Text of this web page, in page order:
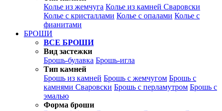
Колье из жемчуга Колье из камней Сваровски
Колье с кристаллами Колье с опалами Колье с
фианитами
БРОШИ
ВСЕ БРОШИ
Вид застежки
Брошь-булавка Брошь-игла
Тип камней
Брошь из камней Брошь с жемчугом Брошь с
камнями Сваровски Брошь с перламутром Брошь с
эмалью
Форма броши